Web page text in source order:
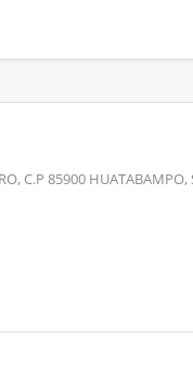
C.P 85900 HUATABAMPO,